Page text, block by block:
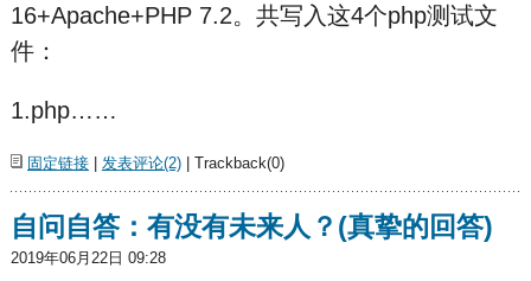
16+Apache+PHP 7.2。共写入这4个php测试文
件：
1.php……
固定链接| 发表评论(2)| Trackback(0)
自问自答：有没有未来人？(真挚的回答)
2019年06月22日 09:28